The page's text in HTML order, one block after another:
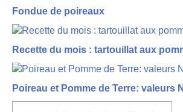
Fondue de poireaux
Recette du mois : tartouillat aux
Poireau et Pomme de Terre: valeurs